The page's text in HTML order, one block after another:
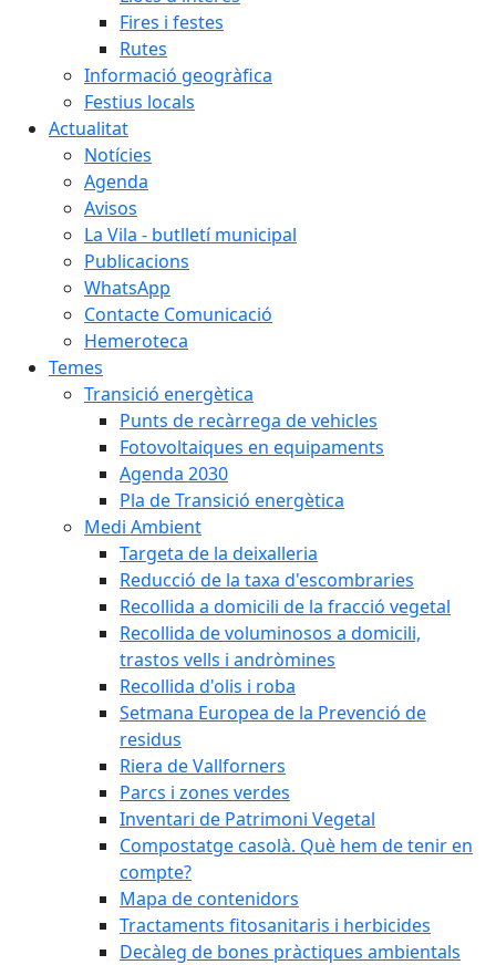
Fires i festes
Rutes
Informació geogràfica
Festius locals
Actualitat
Notícies
Agenda
Avisos
La Vila - butlletí municipal
Publicacions
WhatsApp
Contacte Comunicació
Hemeroteca
Temes
Transició energètica
Punts de recàrrega de vehicles
Fotovoltaiques en equipaments
Agenda 2030
Pla de Transició energètica
Medi Ambient
Targeta de la deixalleria
Reducció de la taxa d'escombraries
Recollida a domicili de la fracció vegetal
Recollida de voluminosos a domicili,
trastos vells i andròmines
Recollida d'olis i roba
Setmana Europea de la Prevenció de
residus
Riera de Vallforners
Parcs i zones verdes
Inventari de Patrimoni Vegetal
Compostatge casolà. Què hem de tenir en
compte?
Mapa de contenidors
Tractaments fitosanitaris i herbicides
Decàleg de bones pràctiques ambientals